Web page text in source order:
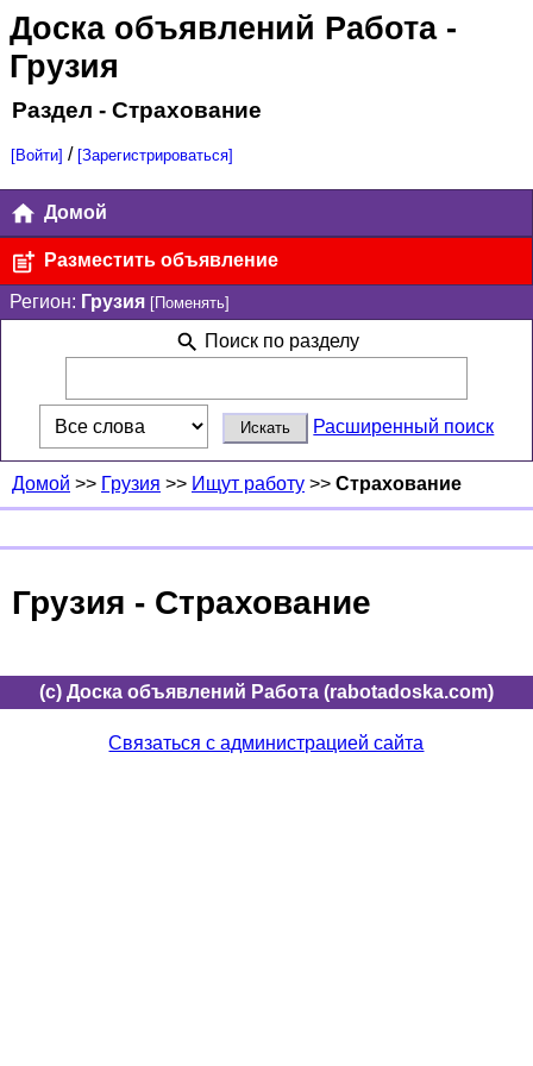
Доска объявлений Работа-
Грузия
Раздел - Страхование
[Войти] / [Зарегистрироваться]
Домой
Разместить объявление
Регион: Грузия [Поменять]
Поиск по разделу
Расширенный поиск
Домой >> Грузия >> Ищут работу >> Страхование
Грузия - Страхование
(c) Доска объявлений Работа (rabotadoska.com)
Связаться с администрацией сайта